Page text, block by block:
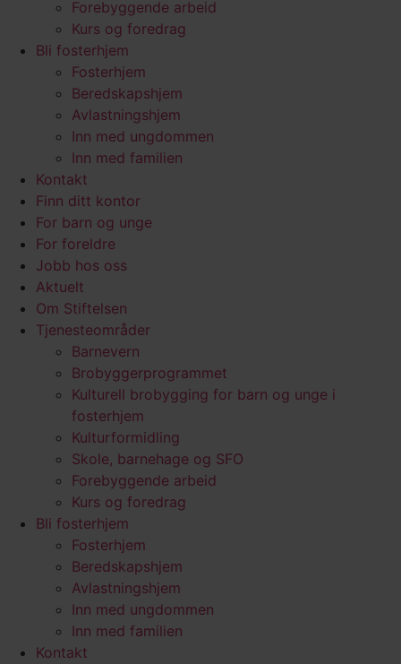
Forebyggende arbeid
Kurs og foredrag
Bli fosterhjem
Fosterhjem
Beredskapshjem
Avlastningshjem
Inn med ungdommen
Inn med familien
Kontakt
Finn ditt kontor
For barn og unge
For foreldre
Jobb hos oss
Aktuelt
Om Stiftelsen
Tjenesteområder
Barnevern
Brobyggerprogrammet
Kulturell brobygging for barn og unge i
fosterhjem
Kulturformidling
Skole, barnehage og SFO
Forebyggende arbeid
Kurs og foredrag
Bli fosterhjem
Fosterhjem
Beredskapshjem
Avlastningshjem
Inn med ungdommen
Inn med familien
Kontakt